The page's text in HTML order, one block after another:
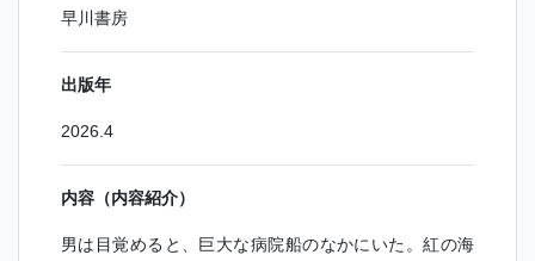
早川書房
出版年
2026.4
内容（内容紹介）
男は目覚めると、巨大な病院船のなかにいた。紅の海